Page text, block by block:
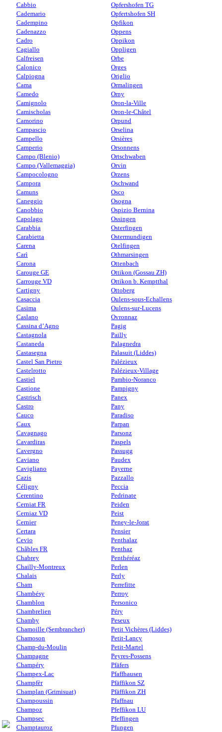
Cabbio
Cademario
Cadempino
Cadenazzo
Cadro
Cagiallo
Calfreisen
Calonico
Calpiogna
Cama
Camedo
Camignolo
Camischolas
Camorino
Campascio
Campello
Camperio
Campo (Blenio)
Campo (Vallemaggia)
Campocologno
Campora
Camuns
Caneggio
Canobbio
Capolago
Carabbia
Carabietta
Carena
Carì
Carona
Carouge GE
Carrouge VD
Cartigny
Casaccia
Casima
Caslano
Cassina d’Agno
Castagnola
Castaneda
Castasegna
Castel San Pietro
Castelrotto
Castiel
Castione
Castrisch
Castro
Cauco
Caux
Cavagnago
Cavardiras
Cavergno
Caviano
Cavigliano
Cazis
Céligny
Cerentino
Cerniat FR
Cerniaz VD
Cernier
Certara
Cevio
Châbles FR
Chabrey
Chailly-Montreux
Chalais
Cham
Chambésy
Chamblon
Chambrelien
Chamby
Chamoille (Sembrancher)
Chamoson
Champ-du-Moulin
Champagne
Champéry
Champex-Lac
Champfèr
Champlan (Grimisuat)
Champoussin
Champoz
Champsec
Champtauroz
Opfershofen TG
Opfertshofen SH
Opfikon
Oppens
Oppikon
Oppligen
Orbe
Orges
Origlio
Ormalingen
Orny
Oron-la-Ville
Oron-le-Châtel
Orpund
Orselina
Orsières
Orsonnens
Ortschwaben
Orvin
Orzens
Oschwand
Osco
Osogna
Ospizio Bernina
Ossingen
Osterfingen
Ostermundigen
Otelfingen
Othmarsingen
Ottenbach
Ottikon (Gossau ZH)
Ottikon b. Kemptthal
Ottoberg
Oulens-sous-Echallens
Oulens-sur-Lucens
Ovronnaz
Pagig
Pailly
Palagnedra
Palasuit (Liddes)
Palézieux
Palézieux-Village
Pambio-Noranco
Pampigny
Panex
Pany
Paradiso
Parpan
Parsonz
Paspels
Passugg
Paudex
Payerne
Pazzallo
Peccia
Pedrinate
Peiden
Peist
Peney-le-Jorat
Pensier
Penthalaz
Penthaz
Penthéréaz
Perlen
Perly
Perrefitte
Perroy
Personico
Péry
Peseux
Petit Vichères (Liddes)
Petit-Lancy
Petit-Martel
Peyres-Possens
Pfäfers
Pfaffhausen
Pfäffikon SZ
Pfäffikon ZH
Pfaffnau
Pfeffikon LU
Pfeffingen
Pfungen